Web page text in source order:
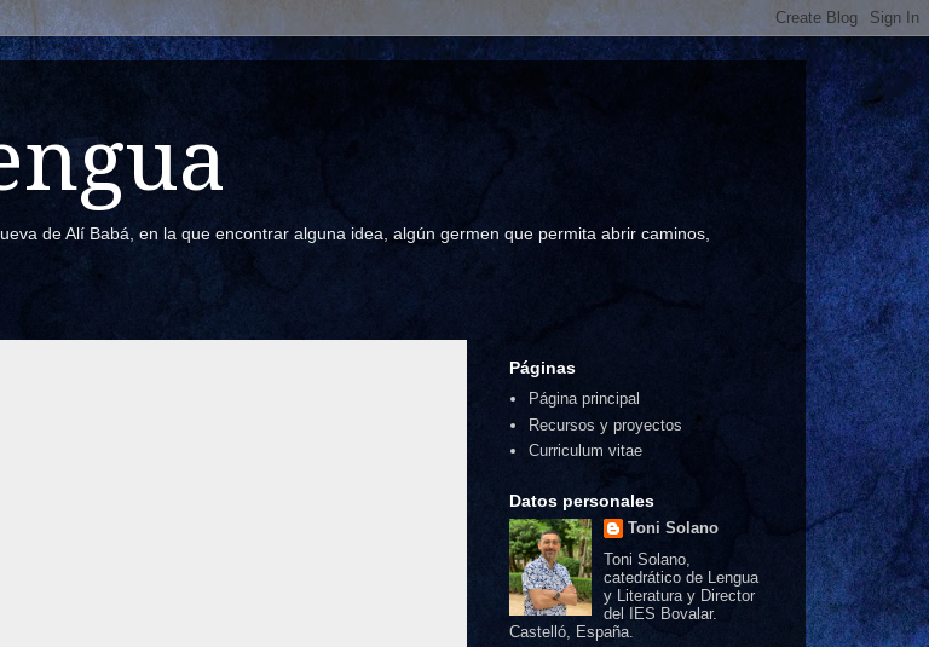
de Alí Babá, en la que encontrar alguna idea, algún germen que permita abrir caminos,
Páginas
Página principal
Recursos y proyectos
Curriculum vitae
Datos personales
Toni Solano
Toni Solano,
catedrático de Lengua
y Literatura y Director
del IES Bovalar.
Castelló, España.